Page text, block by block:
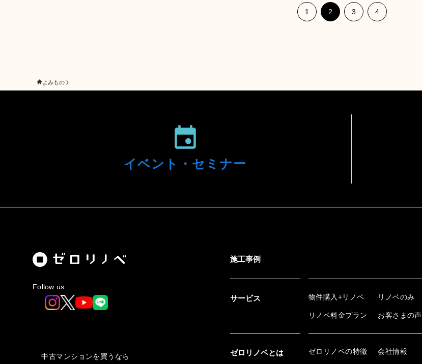
1 2 3 4
よみもの
イベント・ セミナー
Follow us
施工事例
サービス 物件購入+リノベ リノベのみ
リノベ料金プラン お客さまの声
ゼロリノベとは ゼロリノベの特徴 会社情報
中古マンションを買うなら